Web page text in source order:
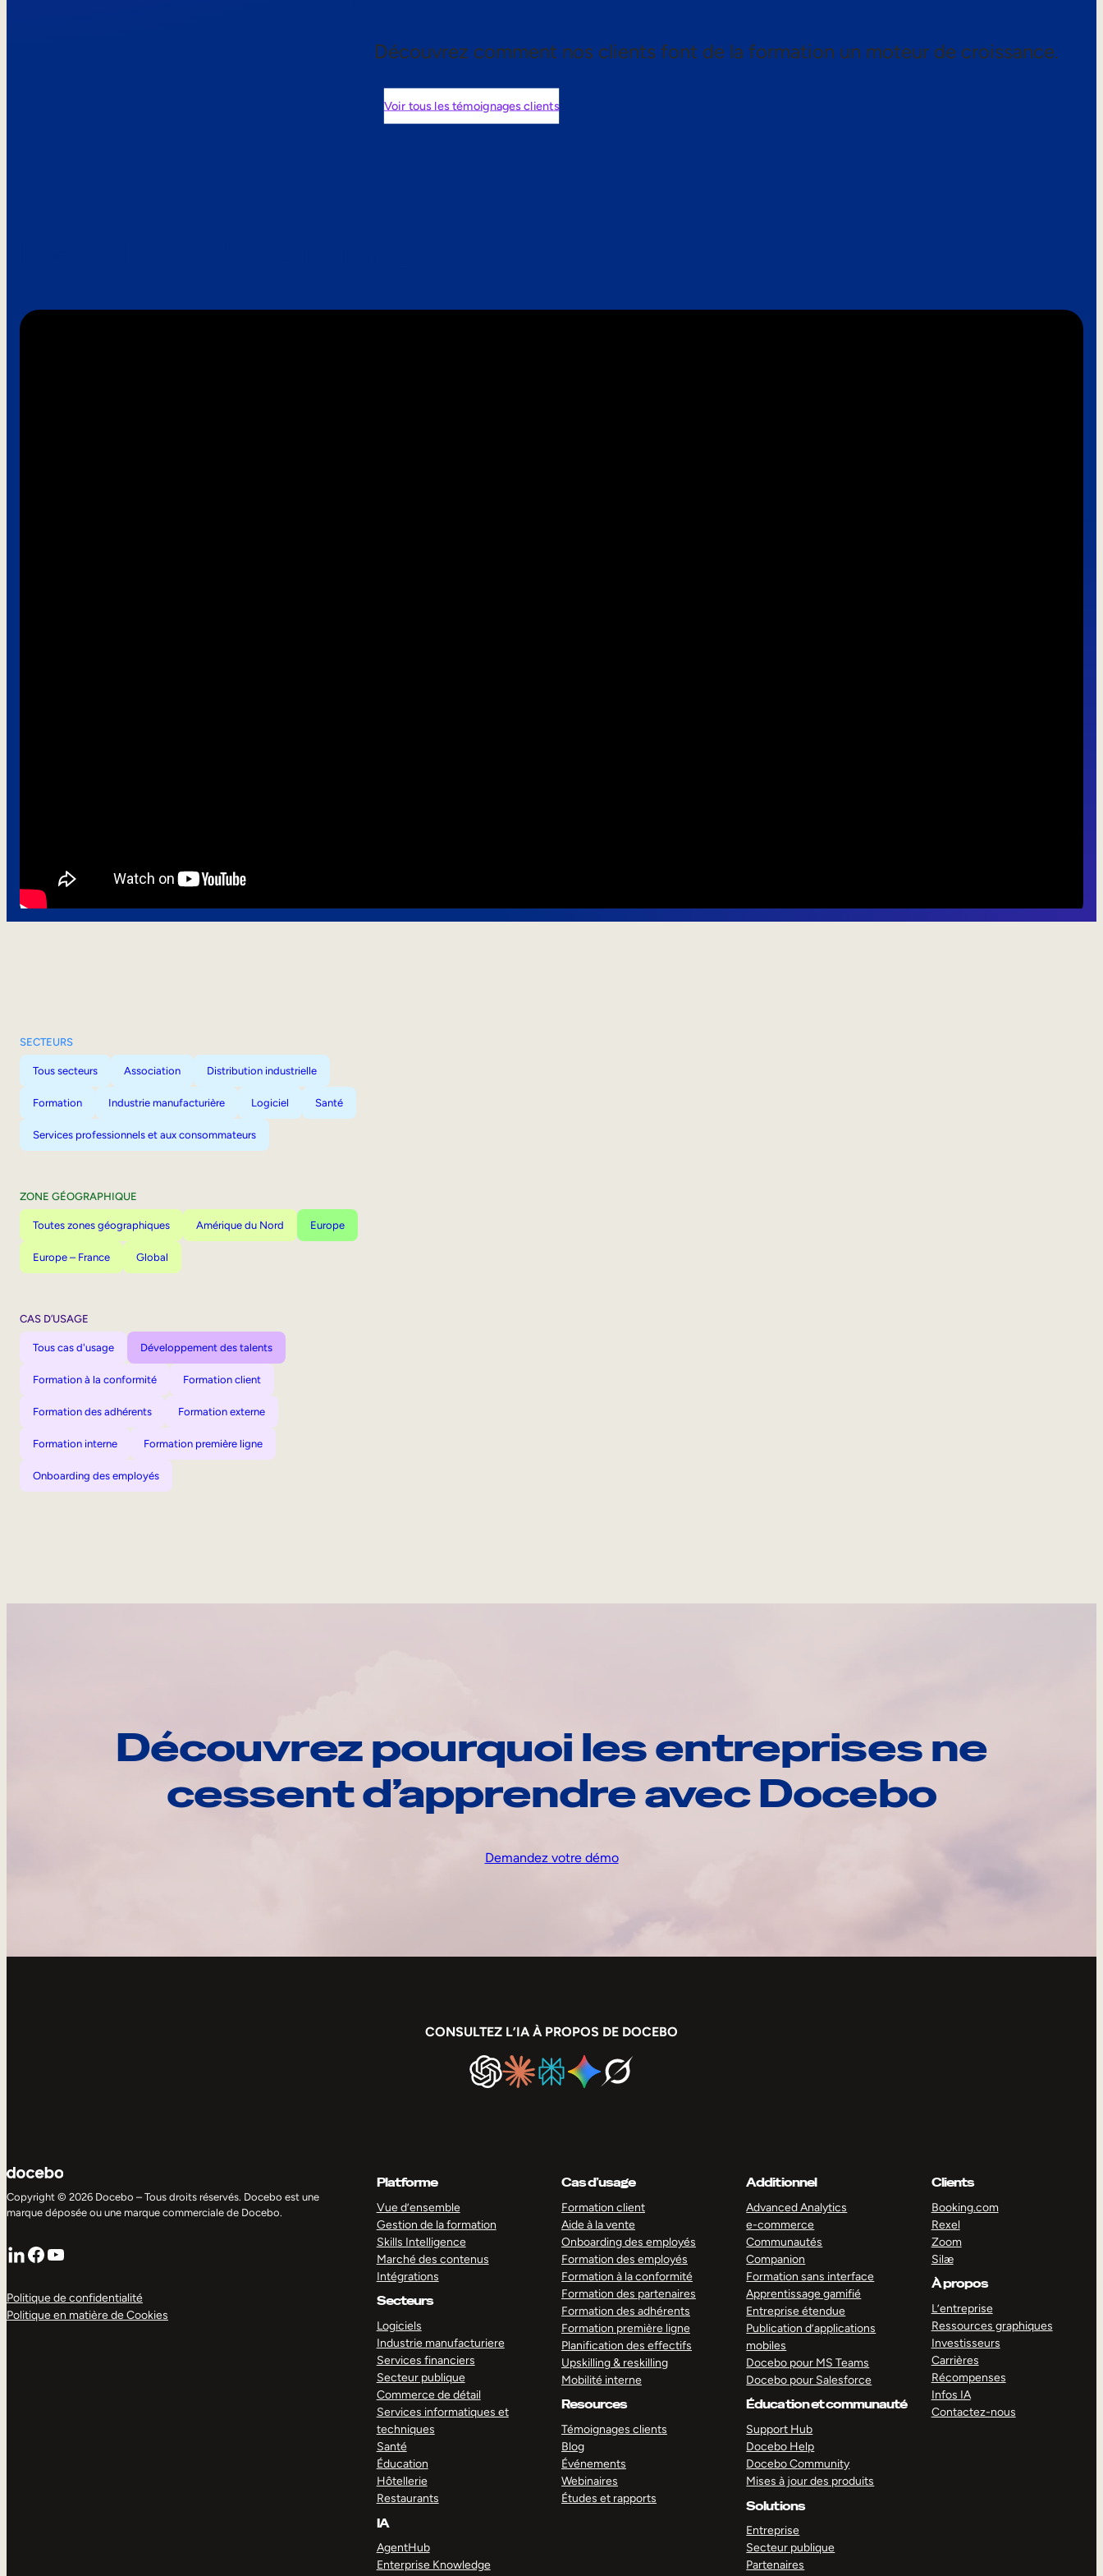
Découvrez comment nos clients font de la formation un moteur de croissance.
Voir tous les témoignages clients
SECTEURS
Tous secteurs Association Distribution industrielle
Formation Industrie manufacturière Logiciel Santé
Services professionnels et aux consommateurs
ZONE GÉOGRAPHIQUE
Toutes zones géographiques Amérique du Nord Europe
Europe – France Global
CAS D’USAGE
Tous cas d'usage Développement des talents
Formation à la conformité Formation client
Formation des adhérents Formation externe
Formation interne Formation première ligne
Onboarding des employés
Découvrez pourquoi les entreprises ne
cessent d’apprendre avec Docebo
Demandez votre démo
CONSULTEZ L’IA À PROPOS DE DOCEBO
Copyright © 2026 Docebo – Tous droits réservés. Docebo est une
marque déposée ou une marque commerciale de Docebo.
LinkedIn
Facebook
YouTube
Politique de confidentialité
Politique en matière de Cookies
Platforme
Vue d’ensemble
Gestion de la formation
Skills Intelligence
Marché des contenus
Intégrations
Secteurs
Logiciels
Industrie manufacturiere
Services financiers
Secteur publique
Commerce de détail
Services informatiques et
techniques
Santé
Éducation
Hôtellerie
Restaurants
IA
AgentHub
Enterprise Knowledge
Cas d’usage
Formation client
Aide à la vente
Onboarding des employés
Formation des employés
Formation à la conformité
Formation des partenaires
Formation des adhérents
Formation première ligne
Planification des effectifs
Upskilling & reskilling
Mobilité interne
Resources
Témoignages clients
Blog
Événements
Webinaires
Études et rapports
Additionnel
Advanced Analytics
e-commerce
Communautés
Companion
Formation sans interface
Apprentissage gamifié
Entreprise étendue
Publication d’applications
mobiles
Docebo pour MS Teams
Docebo pour Salesforce
Éducation et communauté
Support Hub
Docebo Help
Docebo Community
Mises à jour des produits
Solutions
Entreprise
Secteur publique
Partenaires
Clients
Booking.com
Rexel
Zoom
Silæ
À propos
L’entreprise
Ressources graphiques
Investisseurs
Carrières
Récompenses
Infos IA
Contactez-nous